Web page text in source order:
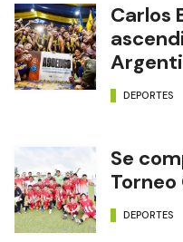
Carlos
DEPORTES
Se
DEPORTES